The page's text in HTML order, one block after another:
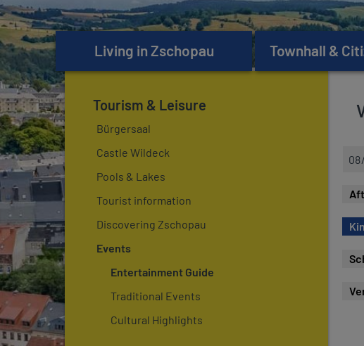
Living in Zschopau Townhall &
Tourism & Leisure
Bürgersaal
Castle Wildeck
Pools & Lakes
Tourist information
Discovering Zschopau
Events
Entertainment Guide
Traditional Events
Cultural Highlights